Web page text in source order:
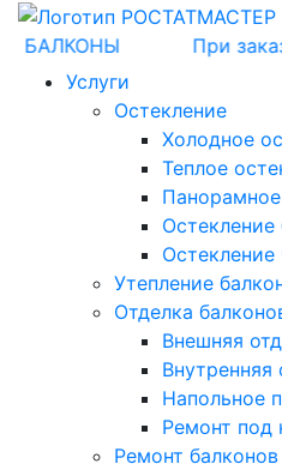
При заказе
Услуги
Остекление
Холодное
Теплое
Остекление
Утепление
Отделка
Внешняя
Внутренняя
Напольное
Ремонт под
Ремонт балконов